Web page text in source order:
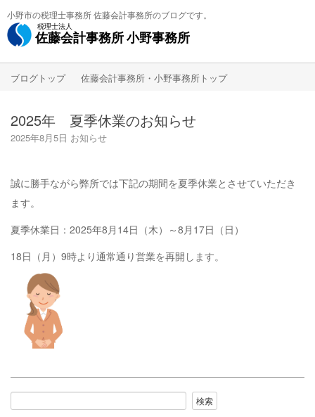
小野市の税理士事務所 佐藤会計事務所のブログです。
税理士法人
佐藤会計事務所 小野事務所
ブログトップ 佐藤会計事務所・小野事務所トップ
2025年 夏季休業のお知らせ
2025年8月5日 お知らせ
誠に勝手ながら弊所では下記の期間を夏季休業とさせていただき
ます。
夏季休業日：2025年8月14日（木）～8月17日（日）
18日（月）9時より通常通り営業を再開します。
検索